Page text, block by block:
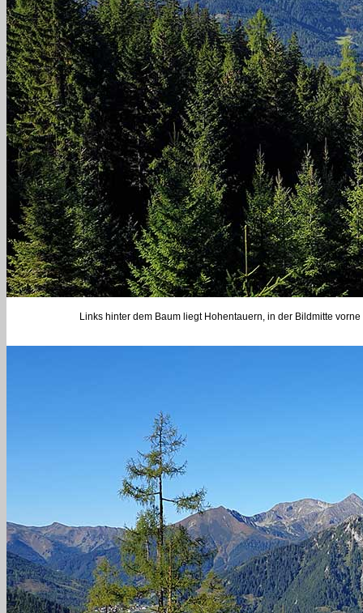
Links hinter dem Baum liegt Hohentauern, in der Bildmitte